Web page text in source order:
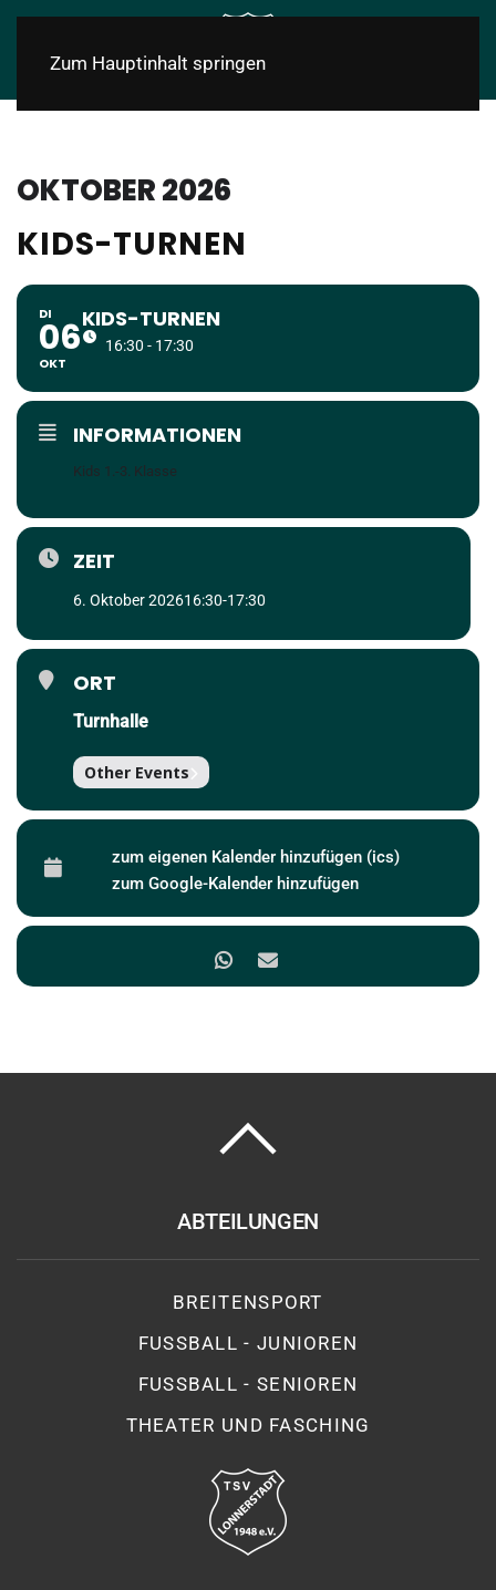
Zum Hauptinhalt springen
OKTOBER 2026
KIDS-TURNEN
DI
06
OKT
KIDS-TURNEN
16:30 - 17:30
INFORMATIONEN
Kids 1.-3. Klasse
ZEIT
6. Oktober 202616:30-17:30
ORT
Turnhalle
Other Events
zum eigenen Kalender hinzufügen (ics)
zum Google-Kalender hinzufügen
ABTEILUNGEN
BREITENSPORT
FUSSBALL - JUNIOREN
FUSSBALL - SENIOREN
THEATER UND FASCHING